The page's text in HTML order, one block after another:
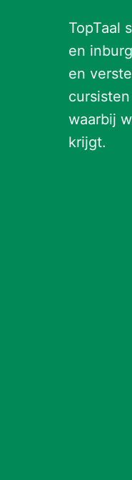
TopTaal
en
en
waarbij
krijgt.